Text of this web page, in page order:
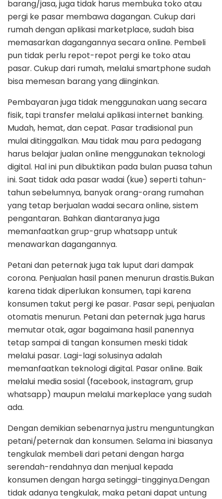
barang/jasa, juga tidak harus membuka toko atau
pergi ke pasar membawa dagangan. Cukup dari
rumah dengan aplikasi marketplace, sudah bisa
memasarkan dagangannya secara online. Pembeli
pun tidak perlu repot-repot pergi ke toko atau
pasar. Cukup dari rumah, melalui smartphone sudah
bisa memesan barang yang diinginkan.
Pembayaran juga tidak menggunakan uang secara
fisik, tapi transfer melalui aplikasi internet banking.
Mudah, hemat, dan cepat. Pasar tradisional pun
mulai ditinggalkan. Mau tidak mau para pedagang
harus belajar jualan online menggunakan teknologi
digital. Hal ini pun dibuktikan pada bulan puasa tahun
ini. Saat tidak ada pasar wadai (kue) seperti tahun-
tahun sebelumnya, banyak orang-orang rumahan
yang tetap berjualan wadai secara online, sistem
pengantaran. Bahkan diantaranya juga
memanfaatkan grup-grup whatsapp untuk
menawarkan dagangannya.
Petani dan peternak juga tak luput dari dampak
corona. Penjualan hasil panen menurun drastis.Bukan
karena tidak diperlukan konsumen, tapi karena
konsumen takut pergi ke pasar. Pasar sepi, penjualan
otomatis menurun. Petani dan peternak juga harus
memutar otak, agar bagaimana hasil panennya
tetap sampai di tangan konsumen meski tidak
melalui pasar. Lagi-lagi solusinya adalah
memanfaatkan teknologi digital. Pasar online. Baik
melalui media sosial (facebook, instagram, grup
whatsapp) maupun melalui markeplace yang sudah
ada.
Dengan demikian sebenarnya justru menguntungkan
petani/peternak dan konsumen. Selama ini biasanya
tengkulak membeli dari petani dengan harga
serendah-rendahnya dan menjual kepada
konsumen dengan harga setinggi-tingginya.Dengan
tidak adanya tengkulak, maka petani dapat untung